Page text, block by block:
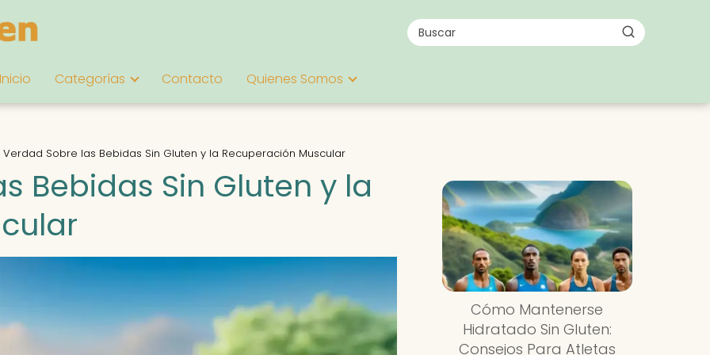
Inicio Categorías Contacto Quienes Somos
Verdad Sobre las Bebidas Sin Gluten y la Recuperación Muscular
Bebidas Sin Gluten y la
Cómo Mantenerse
Hidratado Sin Gluten:
Consejos Para Atletas